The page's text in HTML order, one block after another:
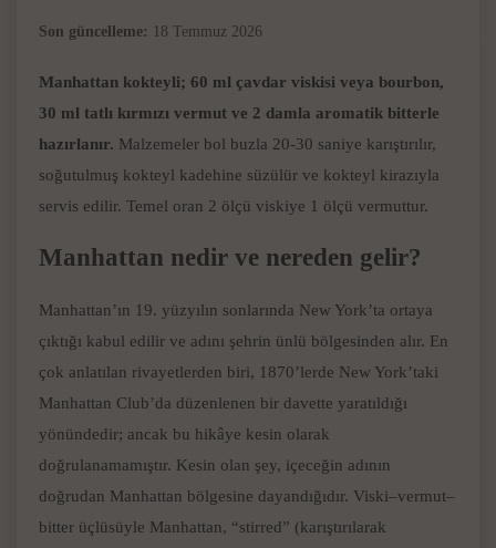
Son güncelleme: 18 Temmuz 2026
Manhattan kokteyli; 60 ml çavdar viskisi veya bourbon,
30 ml tatlı kırmızı vermut ve 2 damla aromatik bitterle
hazırlanır. Malzemeler bol buzla 20-30 saniye karıştırılır,
soğutulmuş kokteyl kadehine süzülür ve kokteyl kirazıyla
servis edilir. Temel oran 2 ölçü viskiye 1 ölçü vermuttur.
Manhattan nedir ve nereden gelir?
Manhattan’ın 19. yüzyılın sonlarında New York’ta ortaya
çıktığı kabul edilir ve adını şehrin ünlü bölgesinden alır. En
çok anlatılan rivayetlerden biri, 1870’lerde New York’taki
Manhattan Club’da düzenlenen bir davette yaratıldığı
yönündedir; ancak bu hikâye kesin olarak
doğrulanamamıştır. Kesin olan şey, içeceğin adının
doğrudan Manhattan bölgesine dayandığıdır. Viski–vermut–
bitter üçlüsüyle Manhattan, “stirred” (karıştırılarak